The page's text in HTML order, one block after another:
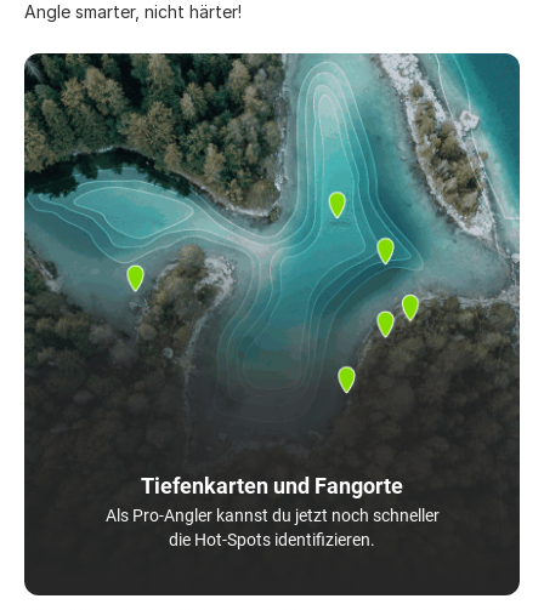
Angle smarter, nicht härter!
Tiefenkarten und Fangorte
Als Pro-Angler kannst du jetzt noch schneller
die Hot-Spots identifizieren.